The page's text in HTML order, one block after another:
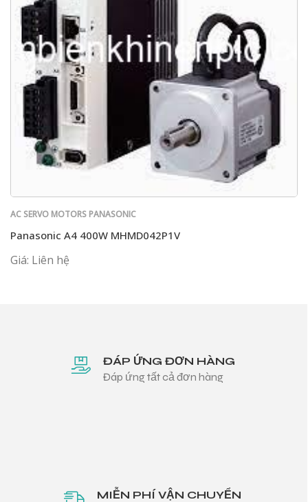
AC SERVO MOTORS PANASONIC
Panasonic A4 400W MHMD042P1V
Giá: Liên hệ
ĐÁP ỨNG ĐƠN HÀNG
Đáp ứng tất cả đơn hàng
MIỄN PHÍ VẬN CHUYỂN